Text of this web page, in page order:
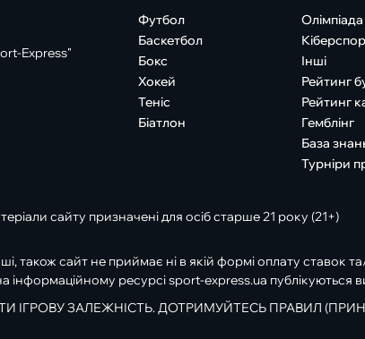
Express"
Футбол
Баскетбол
Бокс
Хокей
Теніс
Біатлон
Олімпіада
Інші
Рейтинг
Рейтинг
Гемблінг
База
Турніри
сайту призначені для осіб старше 21 року (21+)
також сайт не приймає ні в якій формі оплату ставок
інформаційному ресурсі sport-express.ua публікуються
ІГРОВУ ЗАЛЕЖНІСТЬ. ДОТРИМУЙТЕСЬ ПРАВИЛ